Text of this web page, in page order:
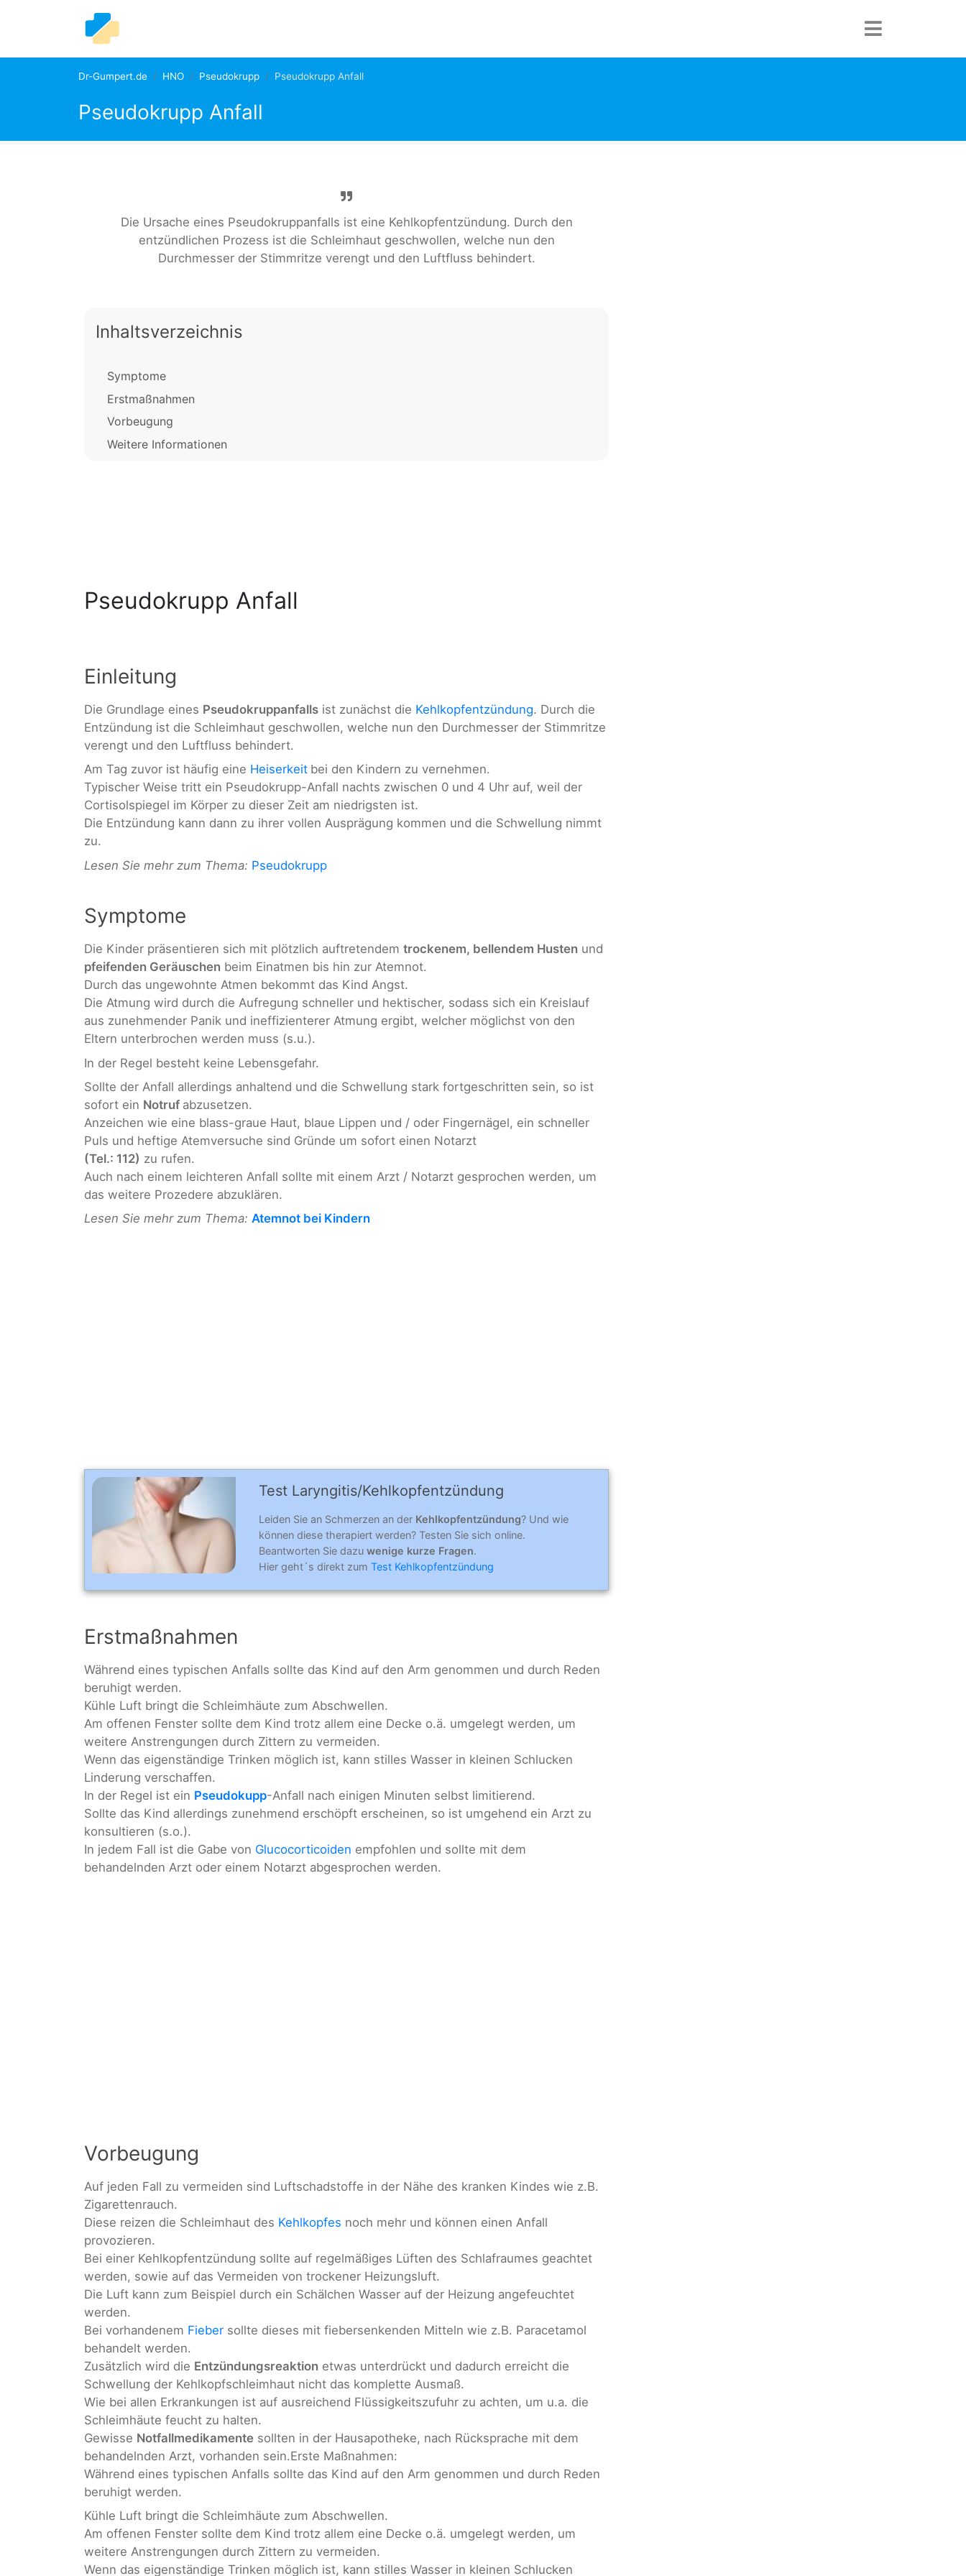
Dr-Gumpert.de HNO Pseudokrupp Pseudokrupp Anfall
Pseudokrupp Anfall
Die Ursache eines Pseudokruppanfalls ist eine Kehlkopfentzündung. Durch den
entzündlichen Prozess ist die Schleimhaut geschwollen, welche nun den
Durchmesser der Stimmritze verengt und den Luftfluss behindert.
Inhaltsverzeichnis
Symptome
Erstmaßnahmen
Vorbeugung
Weitere Informationen
Pseudokrupp Anfall
Einleitung
Die Grundlage eines Pseudokruppanfalls ist zunächst die Kehlkopfentzündung. Durch die
Entzündung ist die Schleimhaut geschwollen, welche nun den Durchmesser der Stimmritze
verengt und den Luftfluss behindert.
Am Tag zuvor ist häufig eine Heiserkeit bei den Kindern zu vernehmen.
Typischer Weise tritt ein Pseudokrupp-Anfall nachts zwischen 0 und 4 Uhr auf, weil der
Cortisolspiegel im Körper zu dieser Zeit am niedrigsten ist.
Die Entzündung kann dann zu ihrer vollen Ausprägung kommen und die Schwellung nimmt
zu.
Lesen Sie mehr zum Thema: Pseudokrupp
Symptome
Die Kinder präsentieren sich mit plötzlich auftretendem trockenem, bellendem Husten und
pfeifenden Geräuschen beim Einatmen bis hin zur Atemnot.
Durch das ungewohnte Atmen bekommt das Kind Angst.
Die Atmung wird durch die Aufregung schneller und hektischer, sodass sich ein Kreislauf
aus zunehmender Panik und ineffizienterer Atmung ergibt, welcher möglichst von den
Eltern unterbrochen werden muss (s.u.).
In der Regel besteht keine Lebensgefahr.
Sollte der Anfall allerdings anhaltend und die Schwellung stark fortgeschritten sein, so ist
sofort ein Notruf abzusetzen.
Anzeichen wie eine blass-graue Haut, blaue Lippen und / oder Fingernägel, ein schneller
Puls und heftige Atemversuche sind Gründe um sofort einen Notarzt
(Tel.: 112) zu rufen.
Auch nach einem leichteren Anfall sollte mit einem Arzt / Notarzt gesprochen werden, um
das weitere Prozedere abzuklären.
Lesen Sie mehr zum Thema: Atemnot bei Kindern
Test Laryngi­tis/Kehlkopf­entzün­dung
Leiden Sie an Schmerzen an der Kehlkopfentzündung? Und wie
können diese therapiert werden? Testen Sie sich online.
Beantworten Sie dazu wenige kurze Fragen.
Hier geht´s direkt zum Test Kehlkopfentzündung
Erstmaßnahmen
Während eines typischen Anfalls sollte das Kind auf den Arm genommen und durch Reden
beruhigt werden.
Kühle Luft bringt die Schleimhäute zum Abschwellen.
Am offenen Fenster sollte dem Kind trotz allem eine Decke o.ä. umgelegt werden, um
weitere Anstrengungen durch Zittern zu vermeiden.
Wenn das eigenständige Trinken möglich ist, kann stilles Wasser in kleinen Schlucken
Linderung verschaffen.
In der Regel ist ein Pseudokupp-Anfall nach einigen Minuten selbst limitierend.
Sollte das Kind allerdings zunehmend erschöpft erscheinen, so ist umgehend ein Arzt zu
konsultieren (s.o.).
In jedem Fall ist die Gabe von Glucocorticoiden empfohlen und sollte mit dem
behandelnden Arzt oder einem Notarzt abgesprochen werden.
Vorbeugung
Auf jeden Fall zu vermeiden sind Luftschadstoffe in der Nähe des kranken Kindes wie z.B.
Zigarettenrauch.
Diese reizen die Schleimhaut des Kehlkopfes noch mehr und können einen Anfall
provozieren.
Bei einer Kehlkopfentzündung sollte auf regelmäßiges Lüften des Schlafraumes geachtet
werden, sowie auf das Vermeiden von trockener Heizungsluft.
Die Luft kann zum Beispiel durch ein Schälchen Wasser auf der Heizung angefeuchtet
werden.
Bei vorhandenem Fieber sollte dieses mit fiebersenkenden Mitteln wie z.B. Paracetamol
behandelt werden.
Zusätzlich wird die Entzündungsreaktion etwas unterdrückt und dadurch erreicht die
Schwellung der Kehlkopfschleimhaut nicht das komplette Ausmaß.
Wie bei allen Erkrankungen ist auf ausreichend Flüssigkeitszufuhr zu achten, um u.a. die
Schleimhäute feucht zu halten.
Gewisse Notfallmedikamente sollten in der Hausapotheke, nach Rücksprache mit dem
behandelnden Arzt, vorhanden sein.Erste Maßnahmen:
Während eines typischen Anfalls sollte das Kind auf den Arm genommen und durch Reden
beruhigt werden.
Kühle Luft bringt die Schleimhäute zum Abschwellen.
Am offenen Fenster sollte dem Kind trotz allem eine Decke o.ä. umgelegt werden, um
weitere Anstrengungen durch Zittern zu vermeiden.
Wenn das eigenständige Trinken möglich ist, kann stilles Wasser in kleinen Schlucken